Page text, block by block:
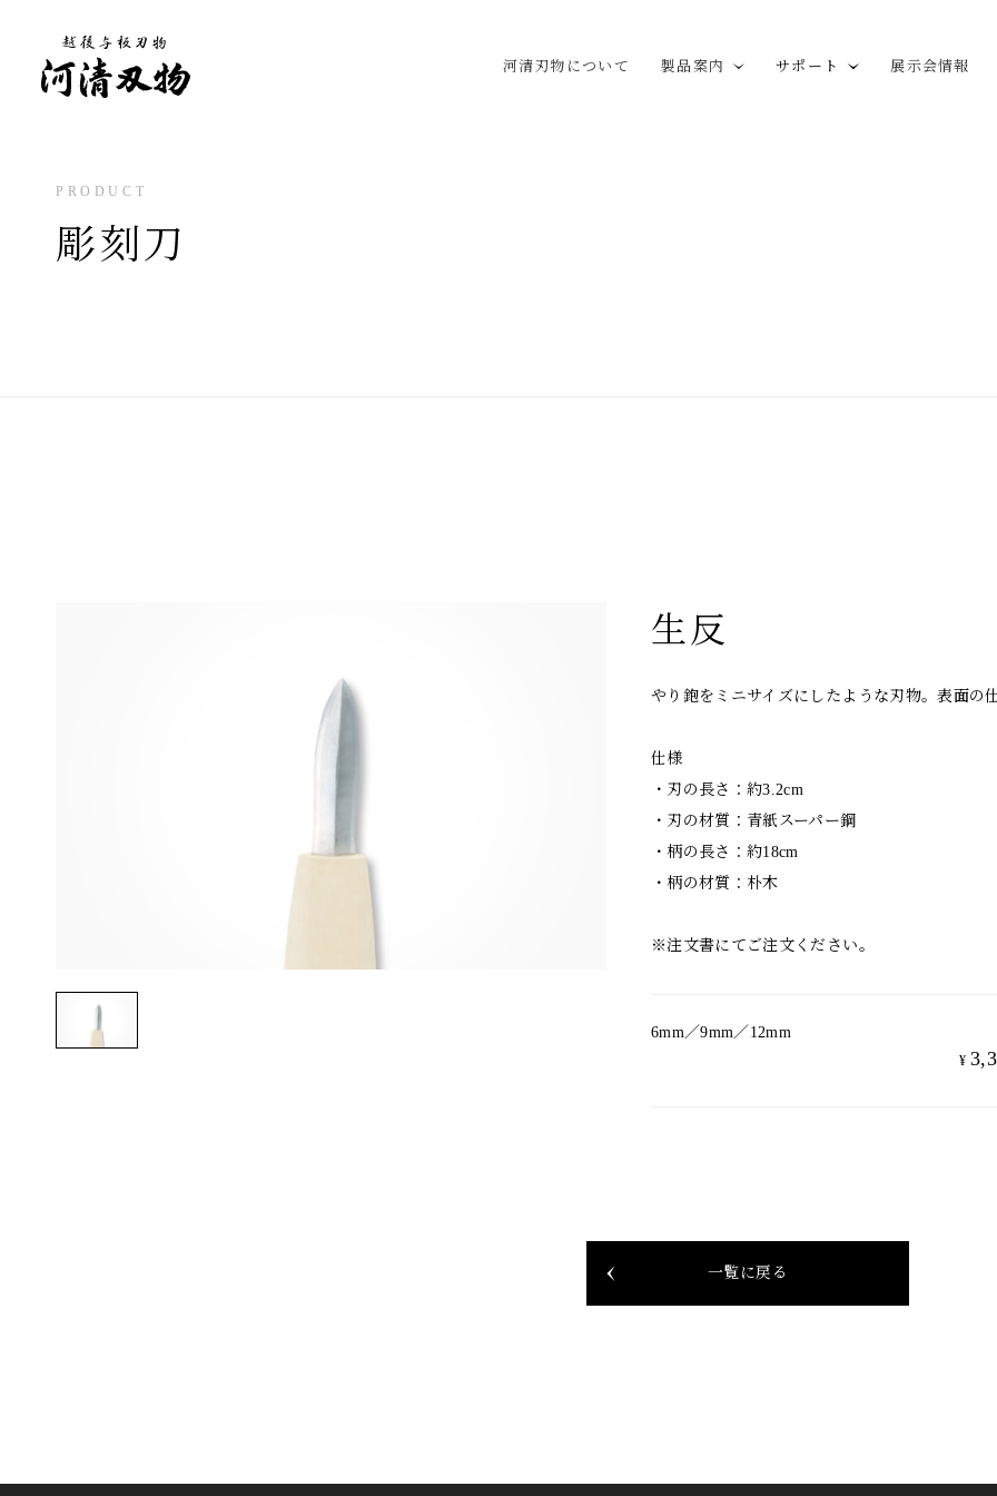
河清刃物について 製品案内 サポート 展示会情報
PRODUCT
彫刻刀
生反
やり鉋をミニサイズにしたような刃物。表面の
仕様
・刃の長さ：約3.2cm
・刃の材質：青紙スーパー鋼
・柄の長さ：約18cm
・柄の材質：朴木
※注文書にてご注文ください。
6mm／9mm／12mm
¥
一覧に戻る